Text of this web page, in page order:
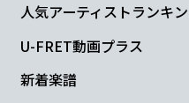
人気アーティストランキ
U-FRET動画プラス
新着楽譜